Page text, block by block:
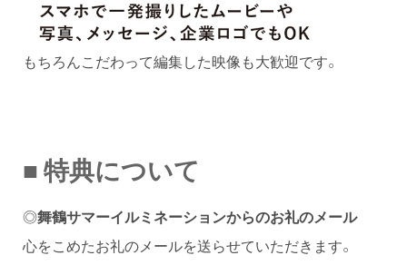
もちろんこだわって編集した映像も大歓迎です。
■ 特典について
◎舞鶴サマーイルミネーションからのお礼のメール
心をこめたお礼のメールを送らせていただきます。